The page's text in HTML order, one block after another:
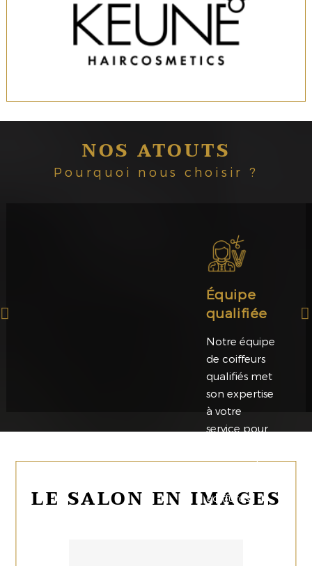
NOS ATOUTS
Pourquoi nous choisir ?
Équipe
qualifiée
Notre équipe
de coiffeurs
qualifiés met
son expertise
à votre
service pour
personnalisés
coiffures
LE SALON EN IMAGES